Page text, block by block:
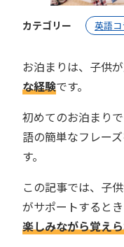
カテゴリー 英語コ
お泊まりは、子供
な経験です。
初めてのお泊まり
語の簡単なフレー
す。
この記事では、子
がサポートすると
楽しみながら覚え